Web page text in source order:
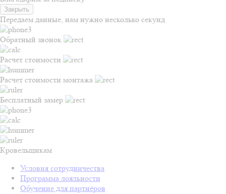
Закрыть
Передаем данные, нам нужно несколько секунд
Обратный звонок
Расчет стоимости
Расчет стоимости монтажа
Бесплатный замер
Кровельщикам
Условия сотрудничества
Программа лояльности
Обучение для партнёров